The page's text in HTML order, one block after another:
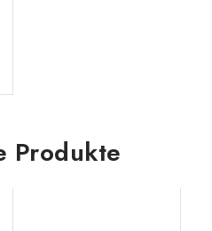
Produkte